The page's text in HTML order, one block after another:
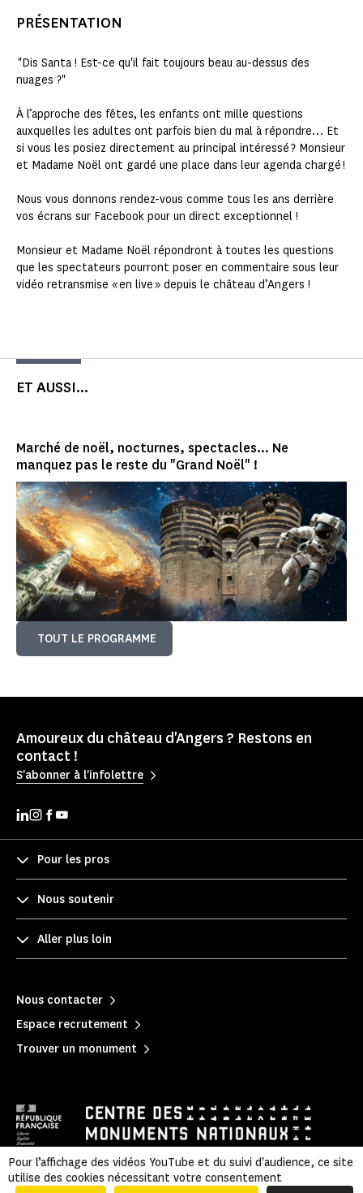
PRÉSENTATION
"Dis Santa ! Est-ce qu'il fait toujours beau au-dessus des
nuages ?"
À l’approche des fêtes, les enfants ont mille questions
auxquelles les adultes ont parfois bien du mal à répondre… Et
si vous les posiez directement au principal intéressé ? Monsieur
et Madame Noël ont gardé une place dans leur agenda chargé !
Nous vous donnons rendez-vous comme tous les ans derrière
vos écrans sur Facebook pour un direct exceptionnel !
Monsieur et Madame Noël répondront à toutes les questions
que les spectateurs pourront poser en commentaire sous leur
vidéo retransmise « en live » depuis le château d’Angers !
ET AUSSI...
Marché de noël, nocturnes, spectacles... Ne
manquez pas le reste du "Grand Noël" !
TOUT LE PROGRAMME
Amoureux du château d'Angers ? Restons en
contact !
S'abonner à l'infolettre
Pour les pros
Nous soutenir
Aller plus loin
Nous contacter
Espace recrutement
Trouver un monument
Mentions légales Politique de confidentialité
|
Pour l’affichage des vidéos YouTube et du suivi d'audience, ce site
utilise des cookies nécessitant votre consentement